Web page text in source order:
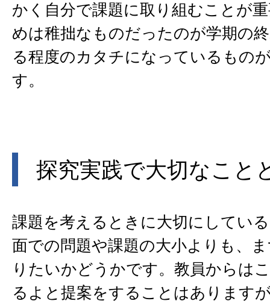
かく自分で課題に取り組むことが
めは稚拙なものだったのが学期の
る程度のカタチになっているもの
す。
探究実践で大切なこと
課題を考えるときに大切にしてい
面での問題や課題の大小よりも、
りたいかどうかです。教員からは
るよと提案をすることはあります